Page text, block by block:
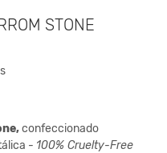
STONE
confeccionado
- 100% Cruelty-Free